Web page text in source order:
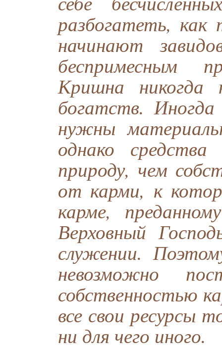
разбогатеть,
начинают
беспримесным
Кришна никогда
богатств.
нужны
однако
природу, чем
от карми, к
карме,
Верховный
служении.
невозможно
собственностью
все свои ресурсы
ни для чего иного.